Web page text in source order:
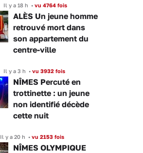
Il y a 18 h • vu 4764 fois
ALÈS Un jeune homme
retrouvé mort dans
son appartement du
centre-ville
Il y a 3 h • vu 3932 fois
NÎMES Percuté en
trottinette : un jeune
non identifié décède
cette nuit
Il y a 20 h • vu 2153 fois
NÎMES OLYMPIQUE